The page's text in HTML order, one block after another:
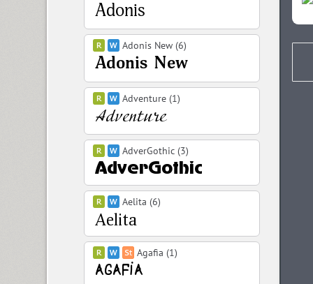
Adonis New (6)
Adventure (1)
AdverGothic (3)
Aelita (6)
Agafia (1)